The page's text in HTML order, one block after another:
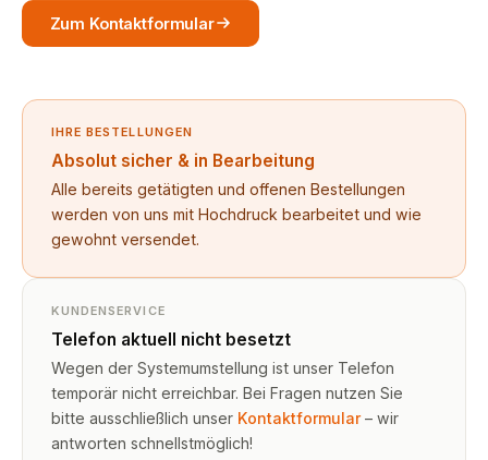
Zum Kontaktformular
IHRE BESTELLUNGEN
Absolut sicher & in Bearbeitung
Alle bereits getätigten und offenen Bestellungen
werden von uns mit Hochdruck bearbeitet und wie
gewohnt versendet.
KUNDENSERVICE
Telefon aktuell nicht besetzt
Wegen der Systemumstellung ist unser Telefon
temporär nicht erreichbar. Bei Fragen nutzen Sie
bitte ausschließlich unser Kontaktformular– wir
antworten schnellstmöglich!